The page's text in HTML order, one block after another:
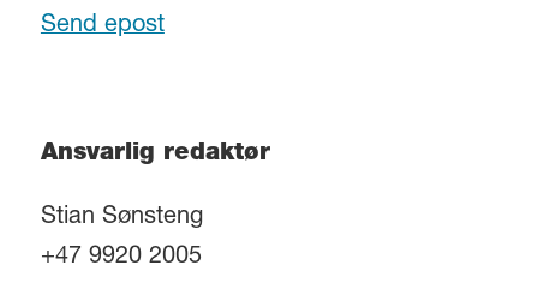
Send epost
Ansvarlig redaktør
Stian Sønsteng
+47 9920 2005